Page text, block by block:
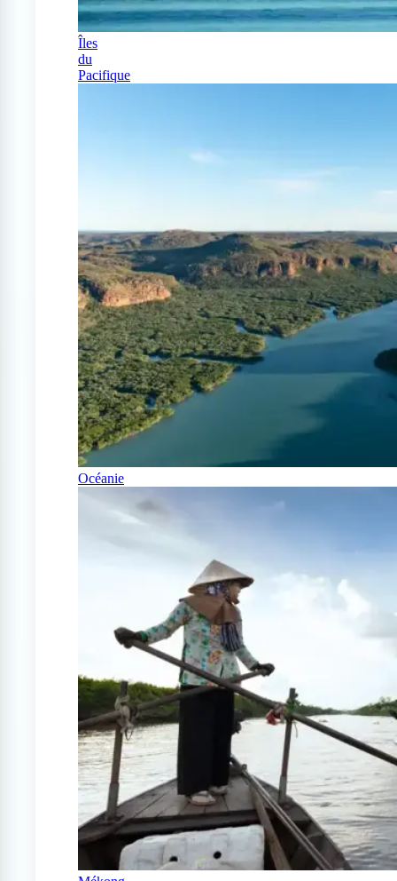
Îles
du
Pacifique
Océanie